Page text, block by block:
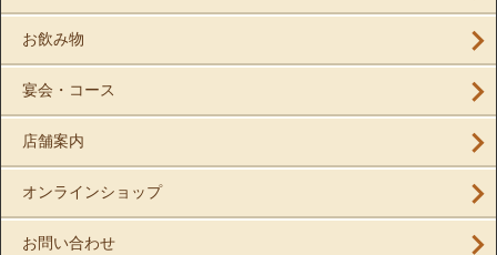
お飲み物
宴会・コース
店舗案内
オンラインショップ
お問い合わせ